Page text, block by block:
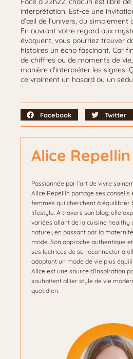
interprétation. Est-ce une
d’œil de l’univers, ou simplement
En ouvrant votre regard aux
évoquent, vous pourriez trouver
histoires un écho fascinant. Car
de chiffres ou de moments de
manière d’interpréter les signes.
ce vraiment un hasard ou un
Facebook Twitter
Alice Repellin
Passionnée par l’art de vivre
Alice Repellin partage ses conseils
femmes qui cherchent à équilibrer
lifestyle. À travers son blog, elle
variées allant de la cuisine healthy
naturel, en passant par la
mode. Son approche authentique
ses lectrices de se reconnecter à
adoptant un mode de vie plus
Alice est une source d’inspiration
souhaitent allier style de vie
quotidien.